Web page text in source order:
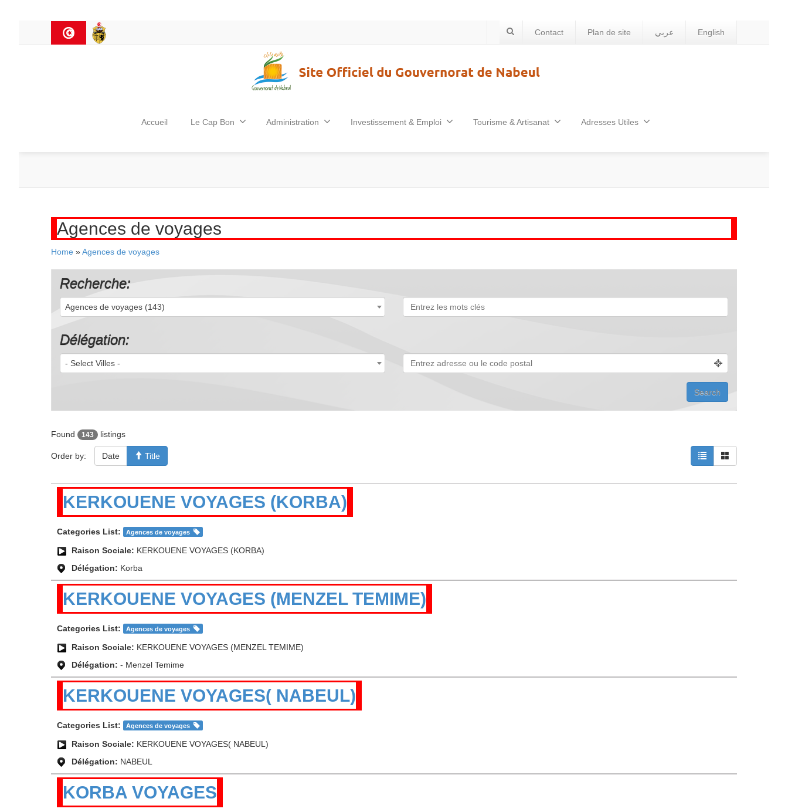
Contact Plan de site عربي English
Accueil Le Cap Bon Administration Investissement & Emploi Tourisme & Artisanat Adresses Utiles
Agences de voyages
Home »Agences de voyages
Recherche:
Agences de voyages (143)
Délégation:
- Select Villes -
Found 143 listings
Order by: Date Title
KERKOUENE VOYAGES (KORBA)
Categories List: Agences de voyages
Raison Sociale: KERKOUENE VOYAGES (KORBA)
Délégation: Korba
KERKOUENE VOYAGES (MENZEL TEMIME)
Categories List: Agences de voyages
Raison Sociale: KERKOUENE VOYAGES (MENZEL TEMIME)
Délégation: - Menzel Temime
KERKOUENE VOYAGES( NABEUL)
Categories List: Agences de voyages
Raison Sociale: KERKOUENE VOYAGES( NABEUL)
Délégation: NABEUL
KORBA VOYAGES